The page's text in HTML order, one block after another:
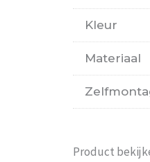
Probeer het
Kleur
Materiaal
Product